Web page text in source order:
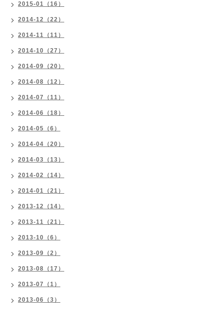
2015-01（16）
2014-12（22）
2014-11（11）
2014-10（27）
2014-09（20）
2014-08（12）
2014-07（11）
2014-06（18）
2014-05（6）
2014-04（20）
2014-03（13）
2014-02（14）
2014-01（21）
2013-12（14）
2013-11（21）
2013-10（6）
2013-09（2）
2013-08（17）
2013-07（1）
2013-06（3）